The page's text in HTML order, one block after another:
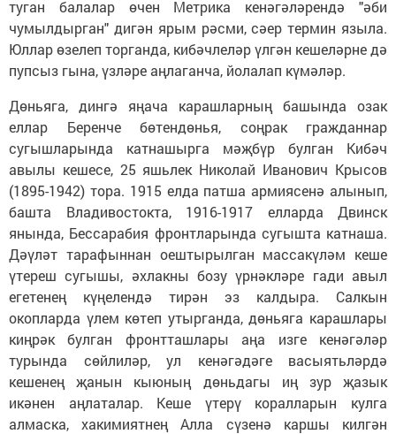
туган балалар өчен Метрика кенәгәләрендә "әби
чумылдырган" дигән ярым рәсми, сәер термин языла.
Юллар өзелеп торганда, кибәчлеләр үлгән кешеләрне дә
пупсыз гына, үзләре аңлаганча, йолалап күмәләр.
Дөньяга, дингә яңача карашларның башында озак
еллар Беренче бөтендөнья, соңрак гражданнар
сугышларында катнашырга мәҗбүр булган Кибәч
авылы кешесе, 25 яшьлек Николай Иванович Крысов
(1895-1942) тора. 1915 елда патша армиясенә алынып,
башта Владивостокта, 1916-1917 елларда Двинск
янында, Бессарабия фронтларында сугышта катнаша.
Дәүләт тарафыннан оештырылган массакүләм кеше
үтереш сугышы, әхлакны бозу үрнәкләре гади авыл
егетенең күңелендә тирән эз калдыра. Салкын
окопларда үлем көтеп утырганда, дөньяга карашлары
киңрәк булган фронтташлары аңа изге кенәгәләр
турында сөйлиләр, ул кенәгәдәге васыятьләрдә
кешенең җанын кыюның дөньдагы иң зур җазык
икәнен аңлаталар. Кеше үтерү коралларын кулга
алмаска, хакимиятнең Алла сүзенә каршы килгән